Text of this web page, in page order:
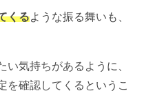
くる ような振る舞いも、
気持ちがあるように、
を確認してくるというこ